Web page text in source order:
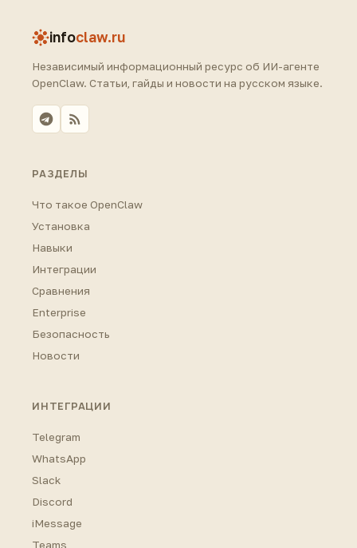
infoclaw.ru
Независимый информационный ресурс об ИИ-агенте
OpenClaw. Статьи, гайды и новости на русском языке.
РАЗДЕЛЫ
Что такое OpenClaw
Установка
Навыки
Интеграции
Сравнения
Enterprise
Безопасность
Новости
ИНТЕГРАЦИИ
Telegram
WhatsApp
Slack
Discord
iMessage
Teams